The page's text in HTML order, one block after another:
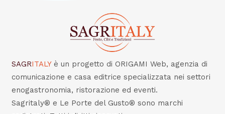
SAGRITALY è un progetto di ORIGAMI Web, agenzia di
comunicazione e casa editrice specializzata nei settori
enogastronomia, ristorazione ed eventi.
Sagritaly® e Le Porte del Gusto® sono marchi